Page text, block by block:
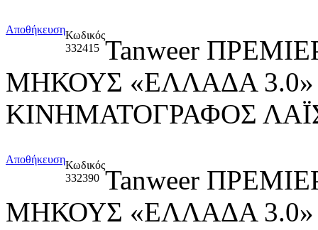
ΑποθήκευσηΚωδικός
332415 Tanweer
ΜΗΚΟΥΣ «ΕΛΛΑΔΑ 3.0»
ΚΙΝΗΜΑΤΟΓΡΑΦΟΣ
ΑποθήκευσηΚωδικός
332390 Tanweer
ΜΗΚΟΥΣ «ΕΛΛΑΔΑ 3.0»